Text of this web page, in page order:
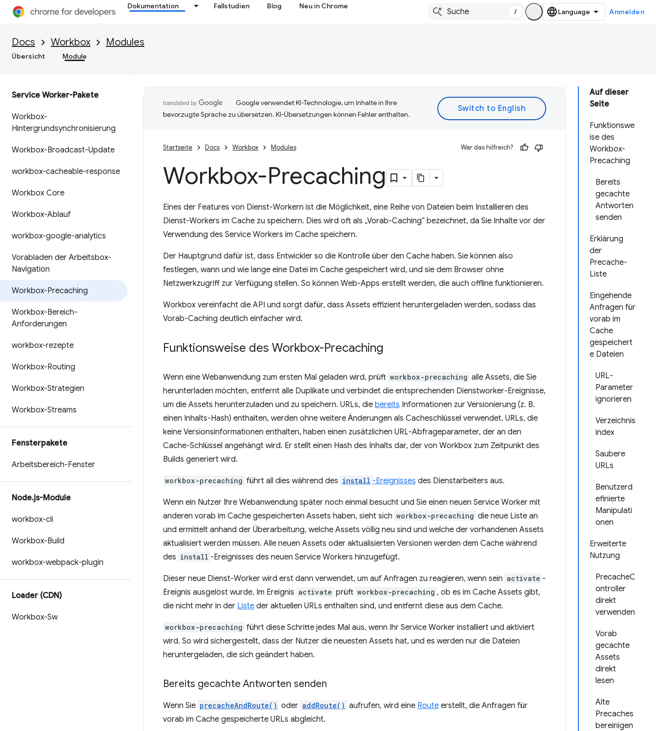
Dokumentation Fallstudien Blog Neu in Chrome
/ Anmelden
Docs Workbox Modules
Übersicht Module
Service Worker-Pakete
Workbox-
Hintergrundsynchronisierung
Workbox-Broadcast-Update
workbox-cacheable-response
Workbox Core
Workbox-Ablauf
workbox-google-analytics
Vorabladen der Arbeitsbox-
Navigation
Workbox-Precaching
Workbox-Bereich-
Anforderungen
workbox-rezepte
Workbox-Routing
Workbox-Strategien
Workbox-Streams
Fensterpakete
Arbeitsbereich-Fenster
Node.js-Module
workbox-cli
Workbox-Build
workbox-webpack-plugin
Loader (CDN)
Workbox-Sw
Auf dieser
Seite
Funktionswe
ise des
Workbox-
Precaching
Bereits
gecachte
Antworten
senden
Erklärung
der
Precache-
Liste
Eingehende
Anfragen für
vorab im
Cache
gespeichert
e Dateien
URL-
Parameter
ignorieren
Verzeichnis
index
Saubere
URLs
Benutzerd
efinierte
Manipulati
onen
Erweiterte
Nutzung
PrecacheC
ontroller
direkt
verwenden
Vorab
gecachte
Assets
direkt
lesen
Alte
Precaches
bereinigen
Google verwendet KI-Technologie, um Inhalte in Ihre
bevorzugte Sprache zu übersetzen. KI-Übersetzungen können Fehler enthalten.
Startseite Docs Workbox Modules War das hilfreich?
Workbox-Precaching
Eines der Features von Dienst-Workern ist die Möglichkeit, eine Reihe von Dateien beim Installieren des
Dienst-Workers im Cache zu speichern. Dies wird oft als „Vorab-Caching“ bezeichnet, da Sie Inhalte vor der
Verwendung des Service Workers im Cache speichern.
Der Hauptgrund dafür ist, dass Entwickler so die Kontrolle über den Cache haben. Sie können also
festlegen, wann und wie lange eine Datei im Cache gespeichert wird, und sie dem Browser ohne
Netzwerkzugriff zur Verfügung stellen. So können Web-Apps erstellt werden, die auch offline funktionieren.
Workbox vereinfacht die API und sorgt dafür, dass Assets effizient heruntergeladen werden, sodass das
Vorab-Caching deutlich einfacher wird.
Funktionsweise des Workbox-Precaching
Wenn eine Webanwendung zum ersten Mal geladen wird, prüft workbox-precaching alle Assets, die Sie
herunterladen möchten, entfernt alle Duplikate und verbindet die entsprechenden Dienstworker-Ereignisse,
um die Assets herunterzuladen und zu speichern. URLs, die bereits Informationen zur Versionierung (z. B.
einen Inhalts-Hash) enthalten, werden ohne weitere Änderungen als Cacheschlüssel verwendet. URLs, die
keine Versionsinformationen enthalten, haben einen zusätzlichen URL-Abfrageparameter, der an den
Cache-Schlüssel angehängt wird. Er stellt einen Hash des Inhalts dar, der von Workbox zum Zeitpunkt des
Builds generiert wird.
workbox-precaching führt all dies während des install -Ereignisses des Dienstarbeiters aus.
Wenn ein Nutzer Ihre Webanwendung später noch einmal besucht und Sie einen neuen Service Worker mit
anderen vorab im Cache gespeicherten Assets haben, sieht sich workbox-precaching die neue Liste an
und ermittelt anhand der Überarbeitung, welche Assets völlig neu sind und welche der vorhandenen Assets
aktualisiert werden müssen. Alle neuen Assets oder aktualisierten Versionen werden dem Cache während
des install -Ereignisses des neuen Service Workers hinzugefügt.
Dieser neue Dienst-Worker wird erst dann verwendet, um auf Anfragen zu reagieren, wenn sein activate -
Ereignis ausgelöst wurde. Im Ereignis activate prüft workbox-precaching , ob es im Cache Assets gibt,
die nicht mehr in der Liste der aktuellen URLs enthalten sind, und entfernt diese aus dem Cache.
workbox-precaching führt diese Schritte jedes Mal aus, wenn Ihr Service Worker installiert und aktiviert
wird. So wird sichergestellt, dass der Nutzer die neuesten Assets hat, und es werden nur die Dateien
heruntergeladen, die sich geändert haben.
Bereits gecachte Antworten senden
Wenn Sie precacheAndRoute() oder addRoute() aufrufen, wird eine Route erstellt, die Anfragen für
vorab im Cache gespeicherte URLs abgleicht.